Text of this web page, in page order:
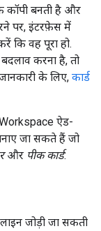
कॉपी बनती है और
पर, इंटरफ़ेस में
कि वह पूरा हो.
करना है, तो
के लिए, कार्ड
ऐड-
जा सकते हैं जो
और पीक कार्ड:
जोड़ी जा सकती